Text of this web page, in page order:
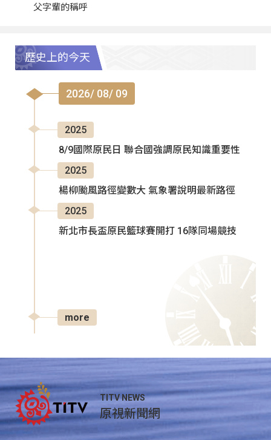
父字輩的稱呼
歷史上的今天
2026/ 08/ 09
2025
8/9國際原民日 聯合國強調原民知識重要性
2025
楊柳颱風路徑變數大 氣象署說明最新路徑
2025
新北市長盃原民籃球賽開打 16隊同場競技
more
TITV NEWS
原視新聞網